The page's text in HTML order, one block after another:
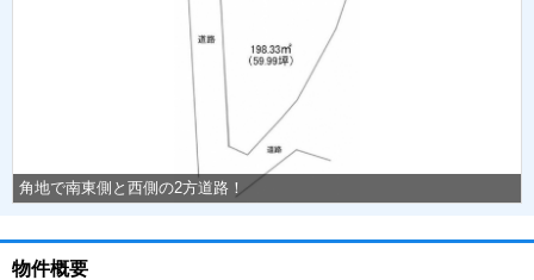
角地で南東側と西側の2方道路！
物件概要